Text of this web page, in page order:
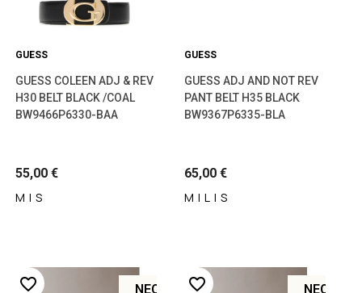
GUESS
GUESS COLEEN ADJ & REV
H30 BELT BLACK /COAL
BW9466P6330-BAA
55,00 €
Μ | S
GUESS
GUESS ADJ AND NOT REV
PANT BELT H35 BLACK
BW9367P6335-BLA
65,00 €
Μ | L | S
ΝΈΟ
favorite_border ΝΈΟ
favorite_border